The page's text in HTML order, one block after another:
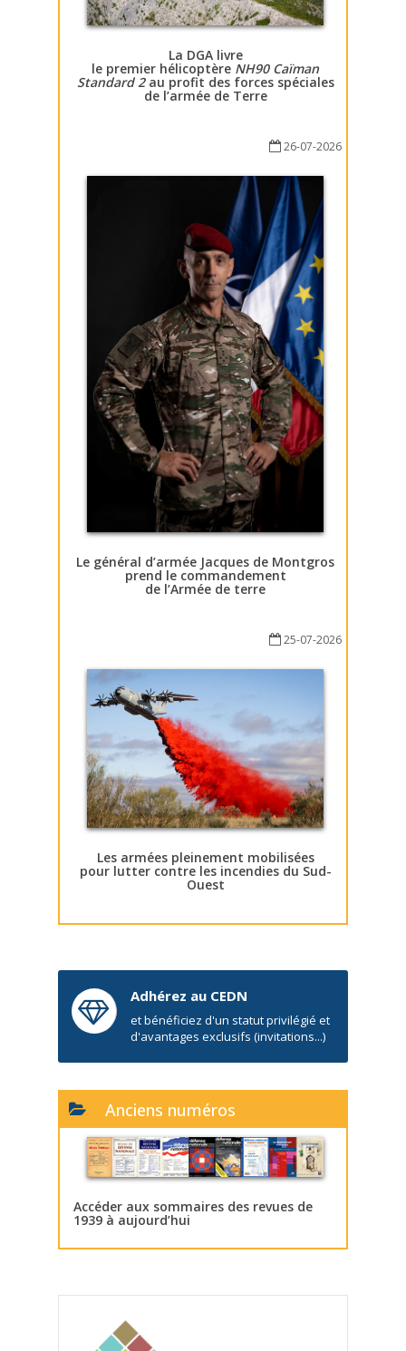
La DGA livre
le premier hélicoptère NH90 Caïman
Standard 2au profit des forces spéciales
de l’armée de Terre
26-07-2026
Le général d’armée Jacques de Montgros
prend le commandement
de l’Armée de terre
25-07-2026
Les armées pleinement mobilisées
pour lutter contre les incendies du Sud-
Ouest
Adhérez au CEDN
et bénéficiez d'un statut privilégié et
d'avantages exclusifs (invitations...)
Anciens numéros
Accéder aux sommaires des revues de
1939 à aujourd’hui